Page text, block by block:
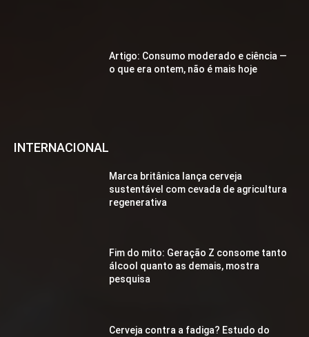
Artigo: Consumo moderado e ciência —
o que era ontem, não é mais hoje
INTERNACIONAL
Marca britânica lança cerveja
sustentável com cevada de agricultura
regenerativa
Fim do mito: Geração Z consome tanto
álcool quanto as demais, mostra
pesquisa
Cerveja contra a fadiga? Estudo do